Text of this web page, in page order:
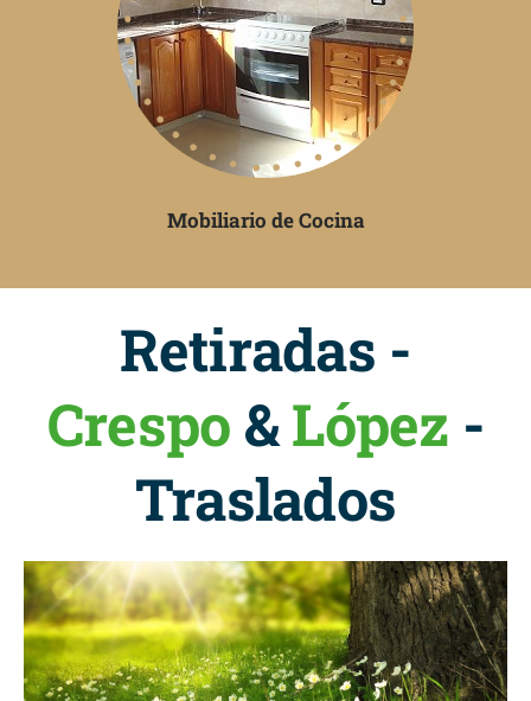
Mobiliario de Cocina
Retiradas -
Crespo &López -
Traslados